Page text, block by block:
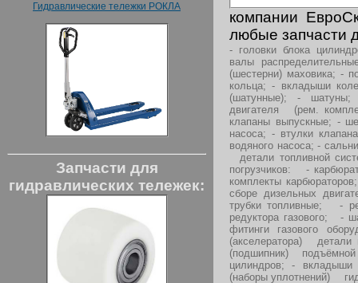
Гидравлические тележки РОКЛА
Запчасти для
гидравлических тележек:
компании
любые запчасти
- головки блока
валы
(шестерни) маховика; -
кольца; - вкладыши
(шатунные); - шатуны;
двигателя (рем.
клапаны выпускные; -
насоса; - втулки
водяного насоса; -
детали топливной
погрузчиков: -
комплекты
сборе дизельных
трубки топливные; -
редуктора газового; -
фитинги газового
(акселератора) детали
(подшипник)
цилиндров; -
(наборы уплотнений)